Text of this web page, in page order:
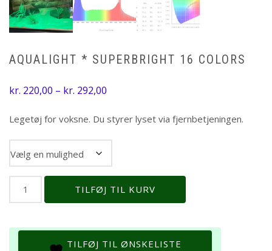
AQUALIGHT * SUPERBRIGHT 16 COLORS
kr. 220,00 – kr. 292,00
til
Legetøj for voksne. Du styrer lyset via fjernbetjeningen.
AQUALIGHT
colors
TILFØJ TIL KURV
TILFØJ TIL ØNSKELISTE